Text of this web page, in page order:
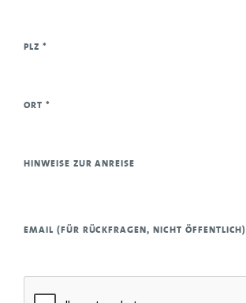
PLZ *
ORT *
HINWEISE ZUR ANREISE
EMAIL (FÜR RÜCKFRAGEN, NICHT ÖFFENTLICH)